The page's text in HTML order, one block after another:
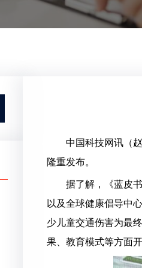
中国科技网讯（
隆重发布。
据了解，《蓝皮
以及全球健康倡导中
少儿童交通伤害为最
果、教育模式等方面